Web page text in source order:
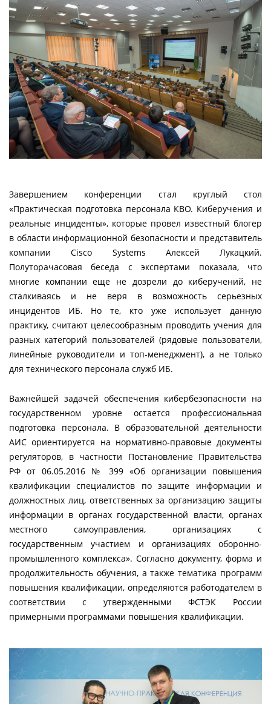
Завершением конференции стал круглый стол
«Практическая подготовка персонала КВО. Киберучения и
реальные инциденты», которые провел известный блогер
в области информационной безопасности и представитель
компании Cisco Systems Алексей Лукацкий.
Полуторачасовая беседа с экспертами показала, что
многие компании еще не дозрели до киберучений, не
сталкиваясь и не веря в возможность серьезных
инцидентов ИБ. Но те, кто уже использует данную
практику, считают целесообразным проводить учения для
разных категорий пользователей (рядовые пользователи,
линейные руководители и топ-менеджмент), а не только
для технического персонала служб ИБ.
Важнейшей задачей обеспечения кибербезопасности на
государственном уровне остается профессиональная
подготовка персонала. В образовательной деятельности
АИС ориентируется на нормативно-правовые документы
регуляторов, в частности Постановление Правительства
РФ от 06.05.2016 № 399 «Об организации повышения
квалификации специалистов по защите информации и
должностных лиц, ответственных за организацию защиты
информации в органах государственной власти, органах
местного самоуправления, организациях с
государственным участием и организациях оборонно-
промышленного комплекса». Согласно документу, форма и
продолжительность обучения, а также тематика программ
повышения квалификации, определяются работодателем в
соответствии с утвержденными ФСТЭК России
примерными программами повышения квалификации.